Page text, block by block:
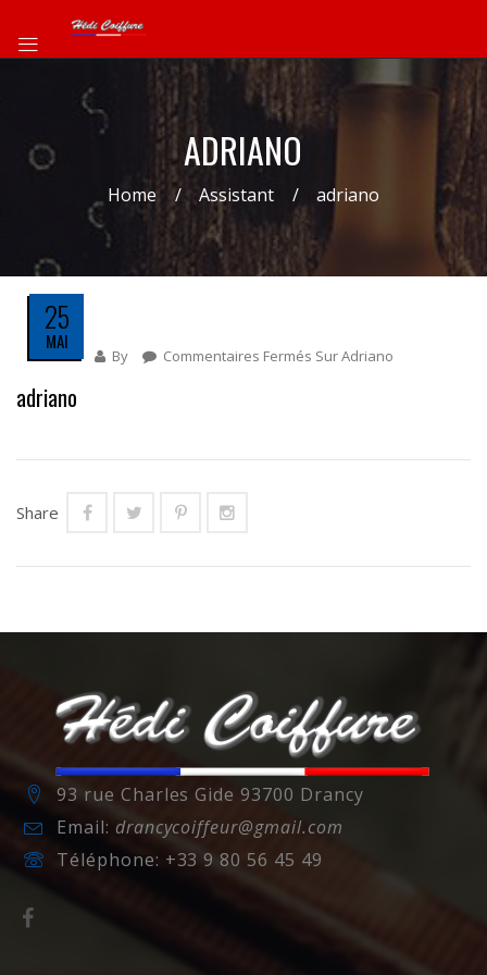
ADRIANO
Home Assistant adriano
25
MAI
By Commentaires Fermés Sur Adriano
adriano
Share
93 rue Charles Gide 93700 Drancy
Email: drancycoiffeur@gmail.com
Téléphone: +33 9 80 56 45 49